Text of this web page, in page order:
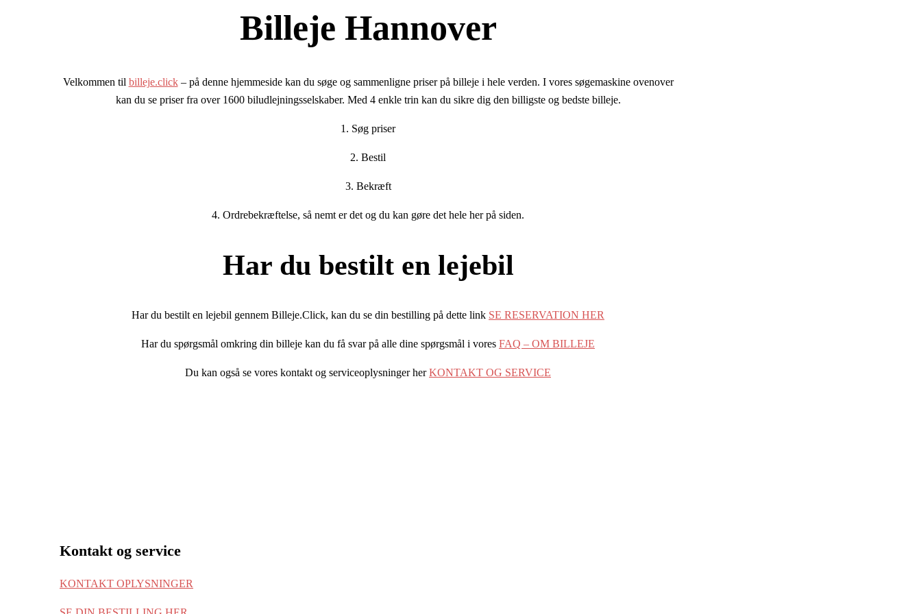
Billeje Hannover
Velkommen til billeje.click– på denne hjemmeside kan du søge og sammenligne priser på billeje i hele verden. I vores søgemaskine ovenover
kan du se priser fra over 1600 biludlejningsselskaber. Med 4 enkle trin kan du sikre dig den billigste og bedste billeje.
1. Søg priser
2. Bestil
3. Bekræft
4. Ordrebekræftelse, så nemt er det og du kan gøre det hele her på siden.
Har du bestilt en lejebil
Har du bestilt en lejebil gennem Billeje.Click, kan du se din bestilling på dette link SE RESERVATION HER
Har du spørgsmål omkring din billeje kan du få svar på alle dine spørgsmål i vores FAQ – OM BILLEJE
Du kan også se vores kontakt og serviceoplysninger herKONTAKT OG SERVICE
Kontakt og service
KONTAKT OPLYSNINGER